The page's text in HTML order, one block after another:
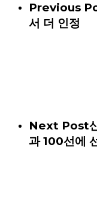
Previous
서 더 인정
Next Post
과 100선에